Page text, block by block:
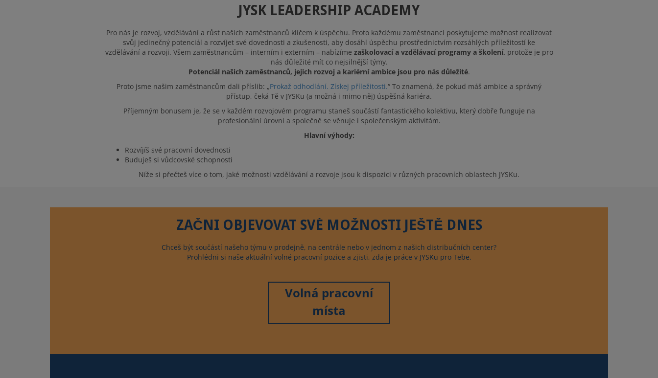
JYSK LEADERSHIP ACADEMY
Pro nás je rozvoj, vzdělávání a růst našich zaměstnanců klíčem k úspěchu. Proto každému zaměstnanci poskytujeme možnost realizovat
svůj jedinečný potenciál a rozvíjet své dovednosti a zkušenosti, aby dosáhl úspěchu prostřednictvím rozsáhlých příležitostí ke
vzdělávání a rozvoji. Všem zaměstnancům – interním i externím – nabízíme zaškolovací a vzdělávací programy a školení, protože je pro
nás důležité mít co nejsilnější týmy.
Potenciál našich zaměstnanců, jejich rozvoj a kariérní ambice jsou pro nás důležité.
Proto jsme našim zaměstnancům dali příslib: „Prokaž odhodlání. Získej příležitosti.“ To znamená, že pokud máš ambice a správný
přístup, čeká Tě v JYSKu (a možná i mimo něj) úspěšná kariéra.
Příjemným bonusem je, že se v každém rozvojovém programu staneš součástí fantastického kolektivu, který dobře funguje na
profesionální úrovni a společně se věnuje i společenským aktivitám.
Hlavní výhody:
Rozvíjíš své pracovní dovednosti
Buduješ si vůdcovské schopnosti
Níže si přečteš více o tom, jaké možnosti vzdělávání a rozvoje jsou k dispozici v různých pracovních oblastech JYSKu.
ZAČNI OBJEVOVAT SVÉ MOŽNOSTI JEŠTĚ DNES
Chceš být součástí našeho týmu v prodejně, na centrále nebo v jednom z našich distribučních center?
Prohlédni si naše aktuální volné pracovní pozice a zjisti, zda je práce v JYSKu pro Tebe.
Volná pracovní
místa